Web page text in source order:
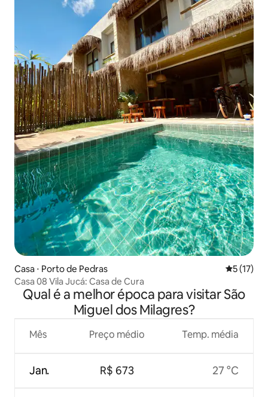
Casa ⋅ Porto de Pedras 5 de uma
5 (17)
Casa 08 Vila Jucá: Casa de Cura
Qual é a melhor época para visitar São
Miguel dos Milagres?
Mês
Jan.
Preço médio
R$ 673
Temp. média
27 °C